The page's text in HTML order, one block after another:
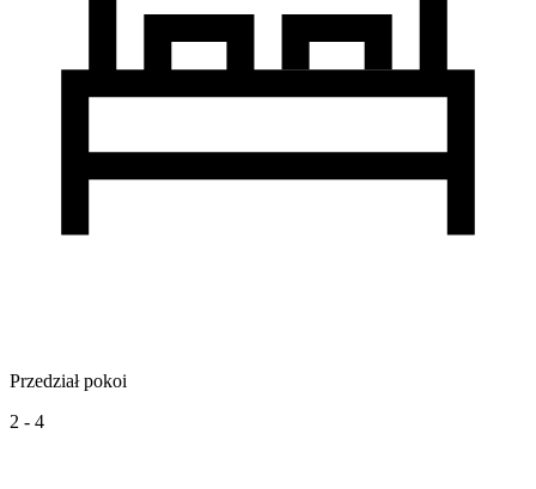
Przedział pokoi
2 - 4